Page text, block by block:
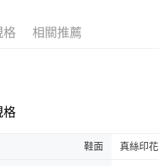
格 相關推薦
格
鞋面 真絲印花